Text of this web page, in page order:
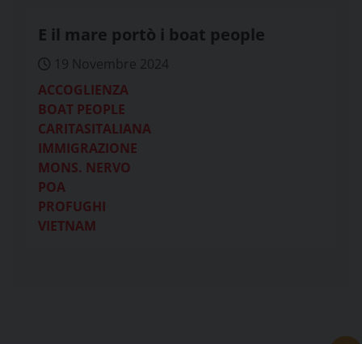
E il mare portò i boat people
19 Novembre 2024
ACCOGLIENZA
BOAT PEOPLE
CARITASITALIANA
IMMIGRAZIONE
MONS. NERVO
POA
PROFUGHI
VIETNAM